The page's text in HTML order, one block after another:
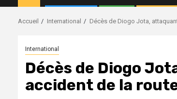
Accueil International Décès de Diogo Jota,
International
Décès de Diogo
accident de la